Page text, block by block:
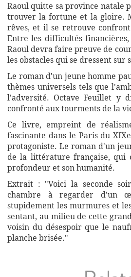
Raoul quitte sa province natale
trouver la fortune et la gloire.
rêves, et il se retrouve
Entre les difficultés
Raoul devra faire preuve de
les obstacles qui se dressent sur
Le roman d'un jeune homme
thèmes universels tels que
l'adversité. Octave Feuillet y
confronté aux tourments de la
Ce livre, empreint de
fascinante dans le Paris du
protagoniste. Le roman d'un
de la littérature française, qui
profondeur et son humanité.
Extrait : "Voici la seconde
chambre à regarder d'un
stupidement les murmures et
sentant, au milieu de cette
voisin du désespoir que le
planche brisée."